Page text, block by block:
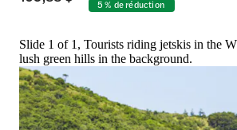
5 % de réduction
Slide 1 of 1, Tourists riding jetskis in the
lush green hills in the background.